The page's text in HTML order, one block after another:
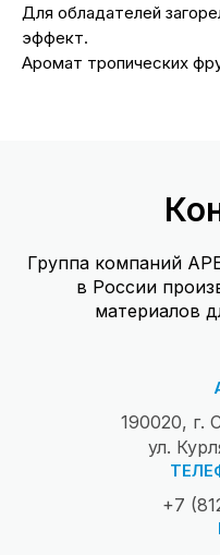
Для обладателей
эффект.
Аромат тропических
Группа компаний
в России
материалов
190020, г.
ул.
+7